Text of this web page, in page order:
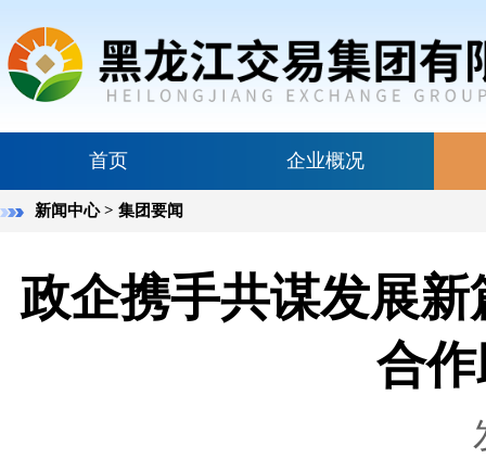
首页 企业概况
新闻中心> 集团要闻
政企携手共谋发展
合